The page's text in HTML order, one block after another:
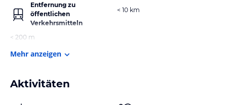
Entfernung zu
öffentlichen
Verkehrsmitteln
< 200 m
< 10 km
Mehr anzeigen
Aktivitäten